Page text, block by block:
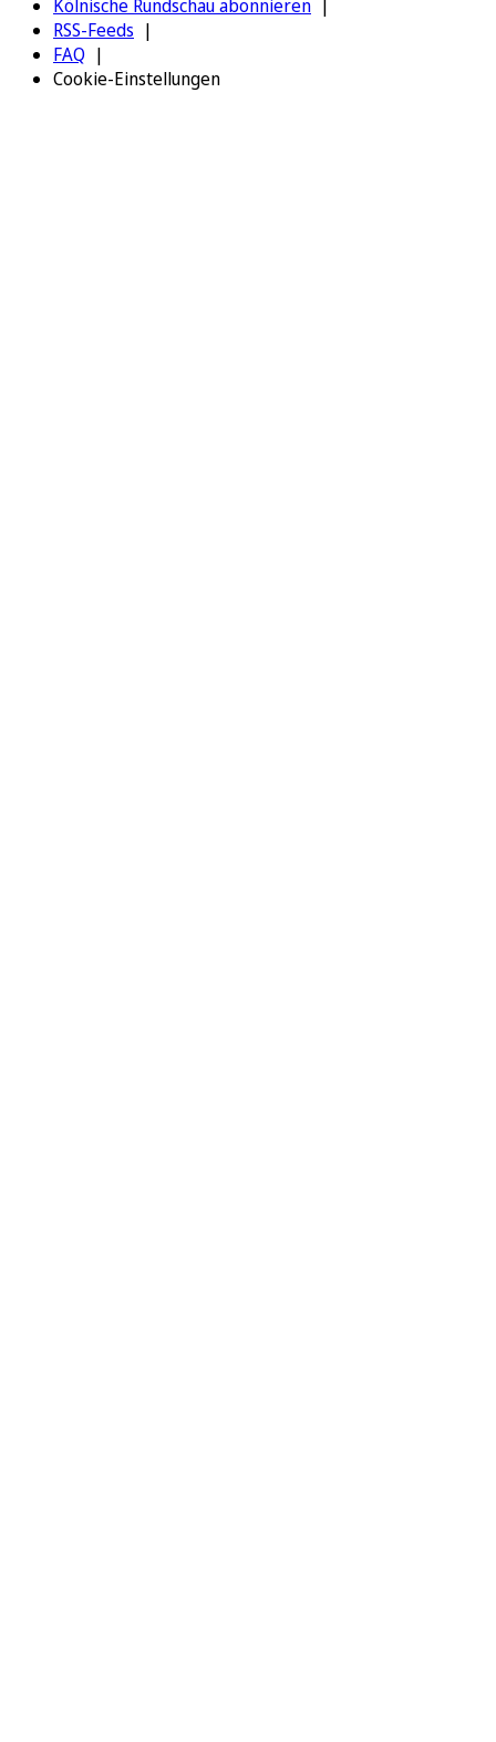
Kölnische Rundschau abonnieren
RSS-Feeds
FAQ
Cookie-Einstellungen